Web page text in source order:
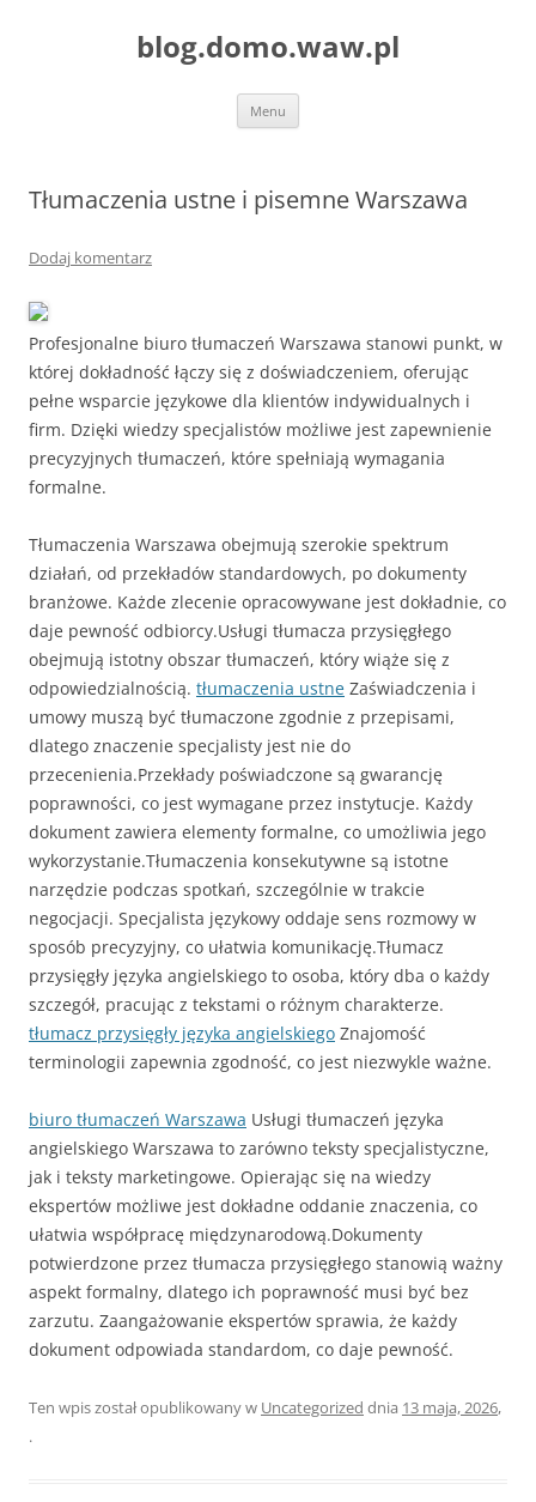
blog.domo.waw.pl
Menu
Tłumaczenia ustne i pisemne Warszawa
Dodaj komentarz
Profesjonalne biuro tłumaczeń Warszawa stanowi punkt, w
której dokładność łączy się z doświadczeniem, oferując
pełne wsparcie językowe dla klientów indywidualnych i
firm. Dzięki wiedzy specjalistów możliwe jest zapewnienie
precyzyjnych tłumaczeń, które spełniają wymagania
formalne.
Tłumaczenia Warszawa obejmują szerokie spektrum
działań, od przekładów standardowych, po dokumenty
branżowe. Każde zlecenie opracowywane jest dokładnie, co
daje pewność odbiorcy.Usługi tłumacza przysięgłego
obejmują istotny obszar tłumaczeń, który wiąże się z
odpowiedzialnością. tłumaczenia ustne Zaświadczenia i
umowy muszą być tłumaczone zgodnie z przepisami,
dlatego znaczenie specjalisty jest nie do
przecenienia.Przekłady poświadczone są gwarancję
poprawności, co jest wymagane przez instytucje. Każdy
dokument zawiera elementy formalne, co umożliwia jego
wykorzystanie.Tłumaczenia konsekutywne są istotne
narzędzie podczas spotkań, szczególnie w trakcie
negocjacji. Specjalista językowy oddaje sens rozmowy w
sposób precyzyjny, co ułatwia komunikację.Tłumacz
przysięgły języka angielskiego to osoba, który dba o każdy
szczegół, pracując z tekstami o różnym charakterze.
tłumacz przysięgły języka angielskiego Znajomość
terminologii zapewnia zgodność, co jest niezwykle ważne.
biuro tłumaczeń Warszawa Usługi tłumaczeń języka
angielskiego Warszawa to zarówno teksty specjalistyczne,
jak i teksty marketingowe. Opierając się na wiedzy
ekspertów możliwe jest dokładne oddanie znaczenia, co
ułatwia współpracę międzynarodową.Dokumenty
potwierdzone przez tłumacza przysięgłego stanowią ważny
aspekt formalny, dlatego ich poprawność musi być bez
zarzutu. Zaangażowanie ekspertów sprawia, że każdy
dokument odpowiada standardom, co daje pewność.
Ten wpis został opublikowany w Uncategorized dnia 13 maja, 2026,
.